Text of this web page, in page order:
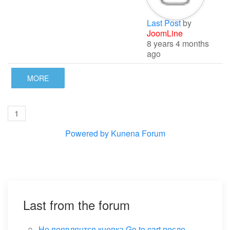
MORE
Last Postby
JoomLine
8 years 4 months
ago
1
Powered by Kunena Forum
Last from the forum